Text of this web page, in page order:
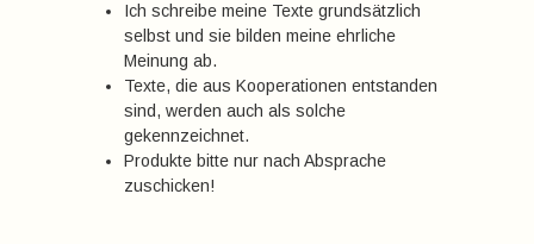
Ich schreibe meine Texte grundsätzlich
selbst und sie bilden meine ehrliche
Meinung ab.
Texte, die aus Kooperationen entstanden
sind, werden auch als solche
gekennzeichnet.
Produkte bitte nur nach Absprache
zuschicken!